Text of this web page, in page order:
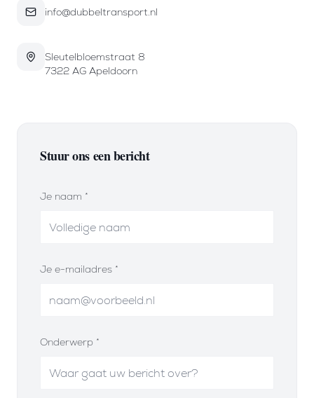
info@dubbeltransport.nl
Sleutelbloemstraat 8
7322 AG Apeldoorn
Stuur ons een bericht
Je naam *
Je e-mailadres *
Onderwerp *